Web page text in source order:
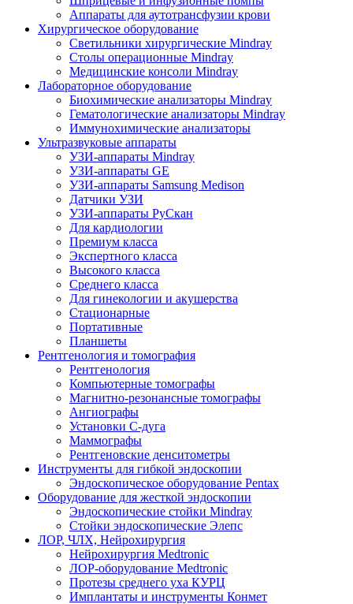
Аппараты для аутотрансфузии крови
Хирургическое оборудование
Светильники хирургические Mindray
Столы операционные Mindray
Медицинские консоли Mindray
Лабораторное оборудование
Биохимические анализаторы Mindray
Гематологические анализаторы Mindray
Иммунохимические анализаторы
Ультразвуковые аппараты
УЗИ-аппараты Mindray
УЗИ-аппараты GE
УЗИ-аппараты Samsung Medison
Датчики УЗИ
УЗИ-аппараты РуСкан
Для кардиологии
Премиум класса
Экспертного класса
Высокого класса
Среднего класса
Для гинекологии и акушерства
Стационарные
Портативные
Планшеты
Рентгенология и томография
Рентгенология
Компьютерные томографы
Магнитно-резонансные томографы
Ангиографы
Установки С-дуга
Маммографы
Рентгеновские денситометры
Инструменты для гибкой эндоскопии
Эндоскопическое оборудование Pentax
Оборудование для жесткой эндоскопии
Эндоскопические стойки Mindray
Стойки эндоскопические Элепс
ЛОР, ЧЛХ, Нейрохирургия
Нейрохирургия Medtronic
ЛОР-оборудование Medtronic
Протезы среднего уха КУРЦ
Имплантаты и инструменты Конмет